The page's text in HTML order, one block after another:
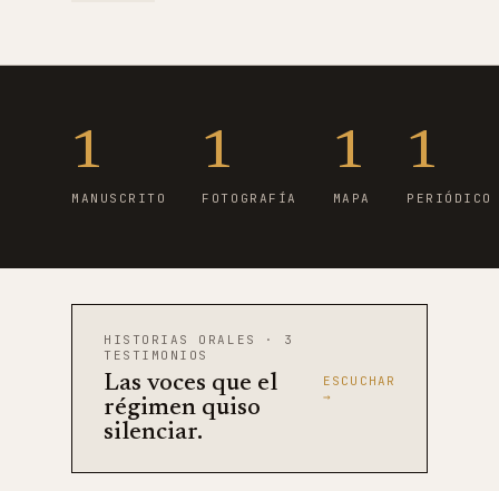
1
MANUSCRITO
1
FOTOGRAFÍA
1
MAPA
1
PERIÓDICO
HISTORIAS ORALES · 3
TESTIMONIOS
Las voces que el
régimen quiso
silenciar.
ESCUCHAR
→